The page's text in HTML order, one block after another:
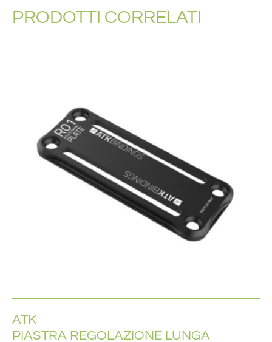
PRODOTTI CORRELATI
ATK
PIASTRA REGOLAZIONE LUNGA